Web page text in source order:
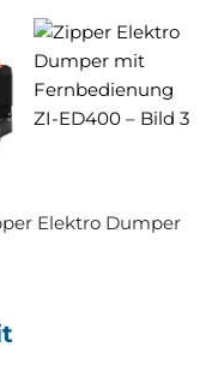
Elektro Dumper